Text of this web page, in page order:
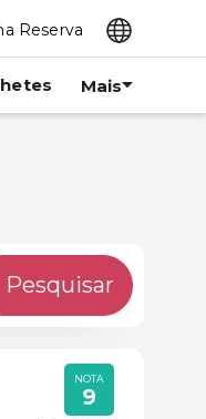
Reserva
Mais
Pesquisar
NOTA
9